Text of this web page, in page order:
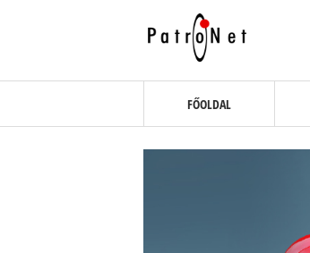
FŐOLDAL